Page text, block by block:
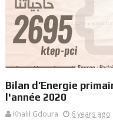
Bilan d’Energie
l'année 2020
Khalil Gdoura
6 years ago